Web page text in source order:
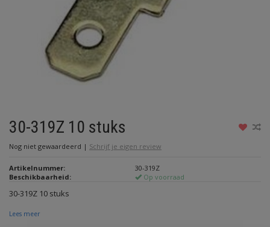
30-319Z 10 stuks
Nog niet gewaardeerd | Schrijf je eigen review
Artikelnummer:
30-319Z
Beschikbaarheid:
Op voorraad
30-319Z 10 stuks
Lees meer